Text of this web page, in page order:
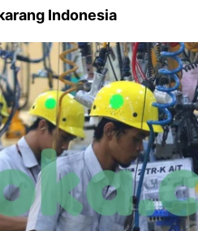
Indonesia